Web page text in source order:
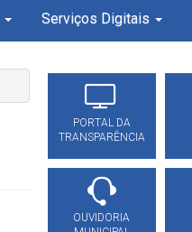
Serviços Digitais
PORTAL DA
TRANSPARÊNCIA
OUVIDORIA